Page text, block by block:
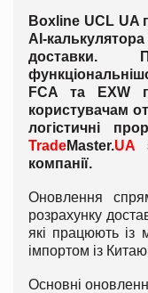
Boxline UCL UA
AI-
доставки.
FCA та EXW
користувачам
логістичні
TradeMaster.UA
компанії.
Оновлення
розрахунку
які працюють із
імпортом із
Основні